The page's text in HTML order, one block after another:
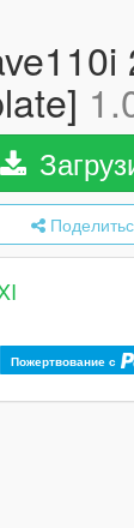
Пожертвование с